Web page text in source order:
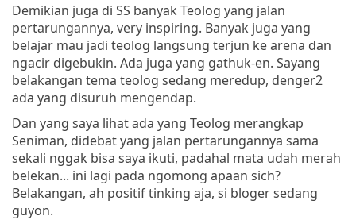
Demikian juga di SS banyak Teolog yang jalan
pertarungannya, very inspiring. Banyak juga yang
belajar mau jadi teolog langsung terjun ke arena dan
ngacir digebukin. Ada juga yang gathuk-en. Sayang
belakangan tema teolog sedang meredup, denger2
ada yang disuruh mengendap.
Dan yang saya lihat ada yang Teolog merangkap
Seniman, didebat yang jalan pertarungannya sama
sekali nggak bisa saya ikuti, padahal mata udah merah
belekan... ini lagi pada ngomong apaan sich?
Belakangan, ah positif tinking aja, si bloger sedang
guyon.